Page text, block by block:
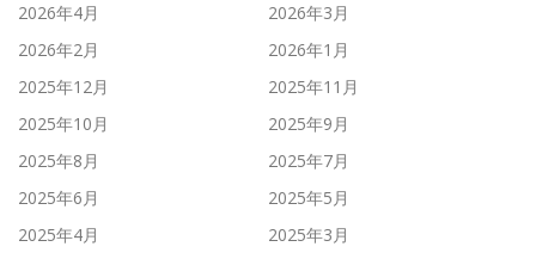
2026年4月
2026年3月
2026年2月
2026年1月
2025年12月
2025年11月
2025年10月
2025年9月
2025年8月
2025年7月
2025年6月
2025年5月
2025年4月
2025年3月